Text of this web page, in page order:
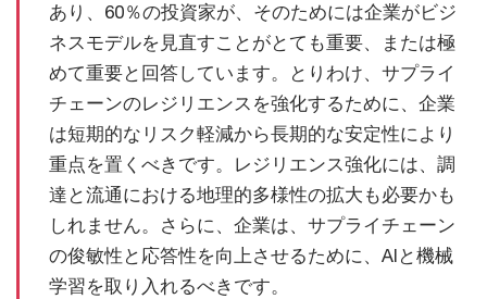
あり、60％の投資家が、そのためには企業がビジ
ネスモデルを見直すことがとても重要、または極
めて重要と回答しています。とりわけ、サプライ
チェーンのレジリエンスを強化するために、企業
は短期的なリスク軽減から長期的な安定性により
重点を置くべきです。レジリエンス強化には、調
達と流通における地理的多様性の拡大も必要かも
しれません。さらに、企業は、サプライチェーン
の俊敏性と応答性を向上させるために、AIと機械
学習を取り入れるべきです。